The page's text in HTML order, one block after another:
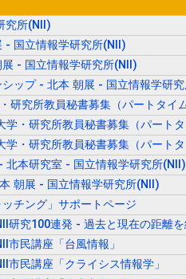
究所(NII)
- 国立情報学研究所(NII)
- 国立情報学研究所(NII)
シップ - 北本 朝展 - 国立情報学研
・研究所教員秘書募集（パートタ
学・研究所教員秘書募集（パー
学・研究所教員秘書募集（パー
北本研究室 - 国立情報学研究所(NII)
朝展 - 国立情報学研究所(NII)
ッチング」サポートページ
研究100連発 - 過去と現在の距離
市民講座「台風情報」
市民講座「クライシス情報学」